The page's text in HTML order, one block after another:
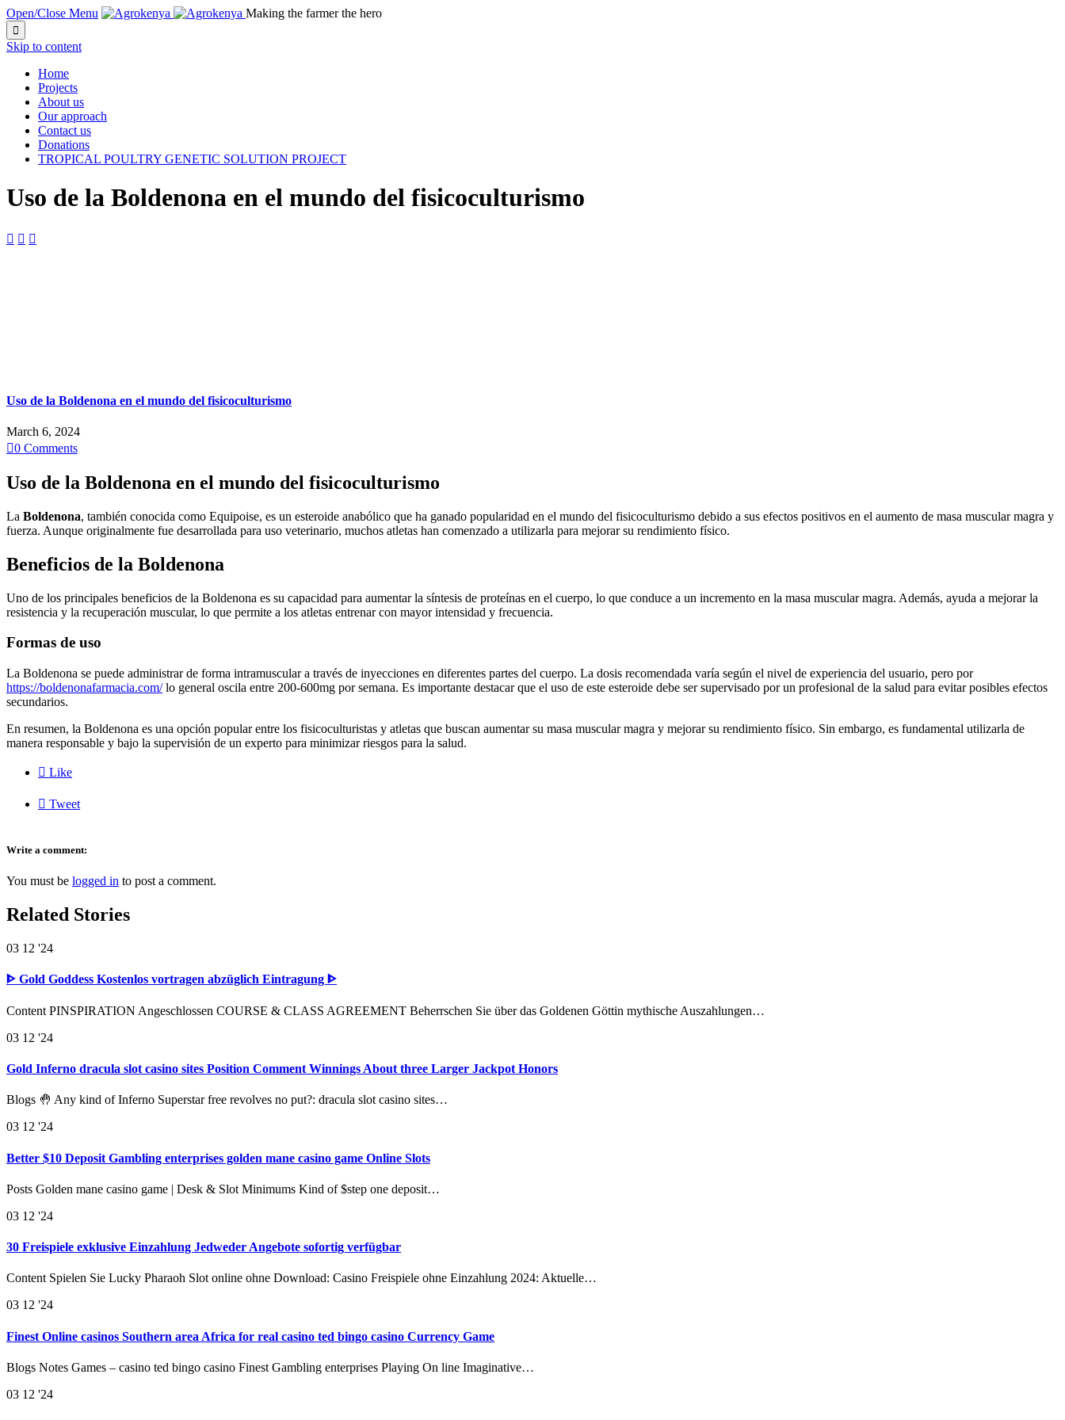
Open/Close Menu Making the farmer the hero

Skip to content
Home
Projects
About us
Our approach
Contact us
Donations
TROPICAL POULTRY GENETIC SOLUTION PROJECT
Uso de la Boldenona en el mundo del fisicoculturismo
  
Uso de la Boldenona en el mundo del fisicoculturismo
March 6, 2024
0 Comments
Uso de la Boldenona en el mundo del fisicoculturismo
La Boldenona, también conocida como Equipoise, es un esteroide anabólico que ha ganado popularidad en el mundo del fisicoculturismo debido a sus efectos positivos en el aumento de masa muscular magra y
fuerza. Aunque originalmente fue desarrollada para uso veterinario, muchos atletas han comenzado a utilizarla para mejorar su rendimiento físico.
Beneficios de la Boldenona
Uno de los principales beneficios de la Boldenona es su capacidad para aumentar la síntesis de proteínas en el cuerpo, lo que conduce a un incremento en la masa muscular magra. Además, ayuda a mejorar la
resistencia y la recuperación muscular, lo que permite a los atletas entrenar con mayor intensidad y frecuencia.
Formas de uso
La Boldenona se puede administrar de forma intramuscular a través de inyecciones en diferentes partes del cuerpo. La dosis recomendada varía según el nivel de experiencia del usuario, pero por
https://boldenonafarmacia.com/lo general oscila entre 200-600mg por semana. Es importante destacar que el uso de este esteroide debe ser supervisado por un profesional de la salud para evitar posibles efectos
secundarios.
En resumen, la Boldenona es una opción popular entre los fisicoculturistas y atletas que buscan aumentar su masa muscular magra y mejorar su rendimiento físico. Sin embargo, es fundamental utilizarla de
manera responsable y bajo la supervisión de un experto para minimizar riesgos para la salud.
 Like
 Tweet
Write a comment:
You must be logged in to post a comment.
Related Stories
03 12 '24
ᐈ Gold Goddess Kostenlos vortragen abzüglich Eintragung ᐈ
Content PINSPIRATION Angeschlossen COURSE & CLASS AGREEMENT Beherrschen Sie über das Goldenen Göttin mythische Auszahlungen…
03 12 '24
Gold Inferno dracula slot casino sites Position Comment Winnings About three Larger Jackpot Honors
Blogs 🤚 Any kind of Inferno Superstar free revolves no put?: dracula slot casino sites…
03 12 '24
Better $10 Deposit Gambling enterprises golden mane casino game Online Slots
Posts Golden mane casino game | Desk & Slot Minimums Kind of $step one deposit…
03 12 '24
30 Freispiele exklusive Einzahlung Jedweder Angebote sofortig verfügbar
Content Spielen Sie Lucky Pharaoh Slot online ohne Download: Casino Freispiele ohne Einzahlung 2024: Aktuelle…
03 12 '24
Finest Online casinos Southern area Africa for real casino ted bingo casino Currency Game
Blogs Notes Games – casino ted bingo casino Finest Gambling enterprises Playing On line Imaginative…
03 12 '24